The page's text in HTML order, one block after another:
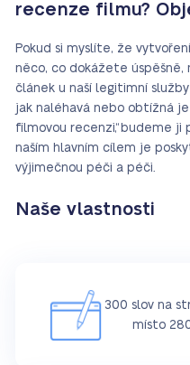
recenze filmu?
Pokud si myslíte, že
něco, co dokážete
článek u naší legitimní
jak naléhavá nebo obtížná
filmovou recenzi“, budeme
naším hlavním cílem je
výjimečnou péči a péči.
Naše vlastnosti
300 slov na
místo